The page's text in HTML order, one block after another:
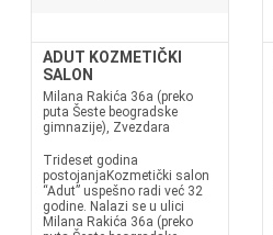
ADUT KOZMETIČKI
SALON
Milana Rakića 36a (preko
puta Šeste beogradske
gimnazije), Zvezdara
Trideset godina
postojanjaKozmetički salon
“Adut” uspešno radi već 32
godine. Nalazi se u ulici
Milana Rakića 36a (preko